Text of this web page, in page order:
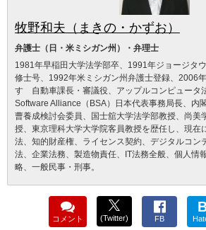
牧野和夫（まきの・かずお）
弁護士（日・米ミシガン州）・弁理士
1981年早稲田大学法学部卒、1991年ジョージタ
修士号、1992年米ミシガン州弁護士登録、2006
すゞ自動車課長・審議役、アップルコンピュータ
Software Alliance（BSA）日本代表事務局長、内
曹養成検討会委員、国士舘大学法学部教授、尚美
授、東京理科大学大学院客員教授を歴任し、現在
法、知的財産権、ライセンス契約、デジタルコン
法、企業法務、製造物責任、IT法務全般、個人情
略、一般民事・刑事。
コメント (Twitter) FB